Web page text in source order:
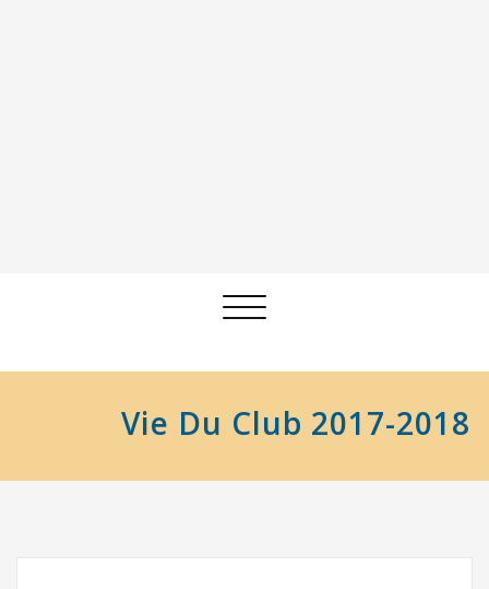
Afficher/masquer
Vie Du Club 2017-2018